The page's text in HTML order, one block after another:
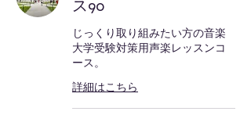
ス90
じっくり取り組みたい方の音楽
大学受験対策用声楽レッスンコ
ース。
詳細はこちら